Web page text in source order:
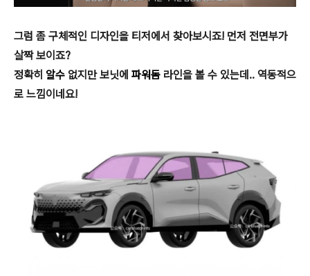
그럼 좀 구체적인 디자인을 티저에서 찾아보시죠! 먼저 전면부가
살짝 보이죠?
정확히 알수 없지만 보닛에 파워돔 라인을 볼 수 있는데.. 역동적으
로 느낌이네요!